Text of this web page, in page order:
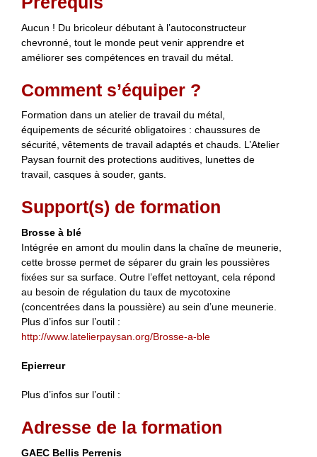
Aucun ! Du bricoleur débutant à l’autoconstructeur
chevronné, tout le monde peut venir apprendre et
améliorer ses compétences en travail du métal.
Comment s’équiper ?
Formation dans un atelier de travail du métal,
équipements de sécurité obligatoires : chaussures de
sécurité, vêtements de travail adaptés et chauds. L’Atelier
Paysan fournit des protections auditives, lunettes de
travail, casques à souder, gants.
Support(s) de formation
Brosse à blé
Intégrée en amont du moulin dans la chaîne de meunerie,
cette brosse permet de séparer du grain les poussières
fixées sur sa surface. Outre l’effet nettoyant, cela répond
au besoin de régulation du taux de mycotoxine
(concentrées dans la poussière) au sein d’une meunerie.
Plus d’infos sur l’outil :
http://www.latelierpaysan.org/Brosse-a-ble
Epierreur
Plus d’infos sur l’outil :
Adresse de la formation
GAEC Bellis Perrenis